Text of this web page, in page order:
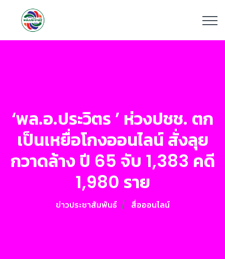
‘พล.อ.ประวิตร ’ ห่วงปชช. ตก
เป็นเหยื่อโกงออนไลน์ สั่งลุย
กวาดล้าง ปี 65 จับ 1,383 คดี
1,980 ราย
ข่าวประชาสัมพันธ์ สื่อออนไลน์